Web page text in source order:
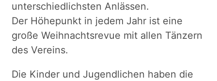
unterschiedlichsten Anlässen.
Der Höhepunkt in jedem Jahr ist eine
große Weihnachtsrevue mit allen Tänzern
des Vereins.
Die Kinder und Jugendlichen haben die